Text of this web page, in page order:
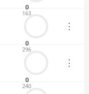
0
163
0
296
⋮
0
240
⋮